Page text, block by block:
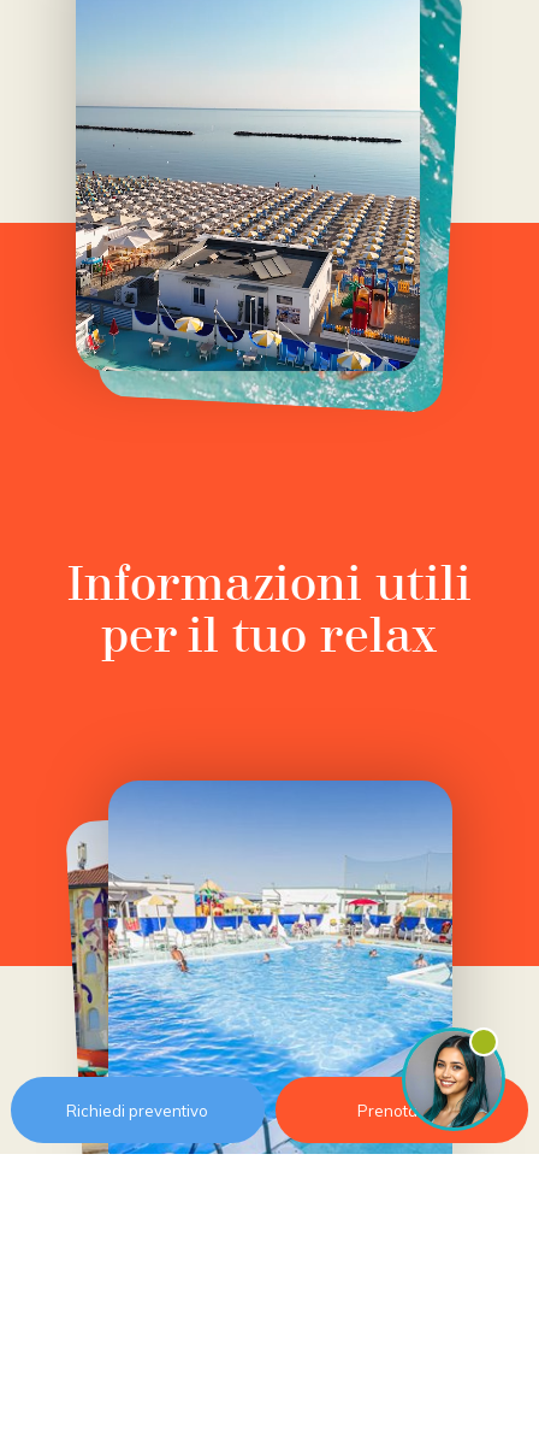
Richiedi preventivo Prenota ora
Informazioni utili
per il tuo relax